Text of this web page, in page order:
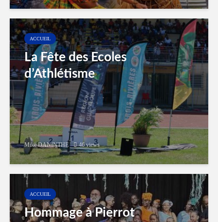
ACCUEIL
La Fête des Ecoles
d’Athlétisme
Mike DANINTHE 46 views
ACCUEIL
Hommage à Pierrot